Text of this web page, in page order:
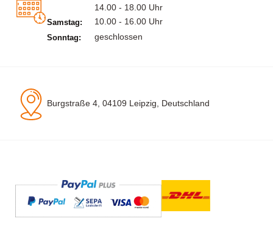
14.00 - 18.00 Uhr
Samstag: 10.00 - 16.00 Uhr
Sonntag: geschlossen
Burgstraße 4, 04109 Leipzig, Deutschland